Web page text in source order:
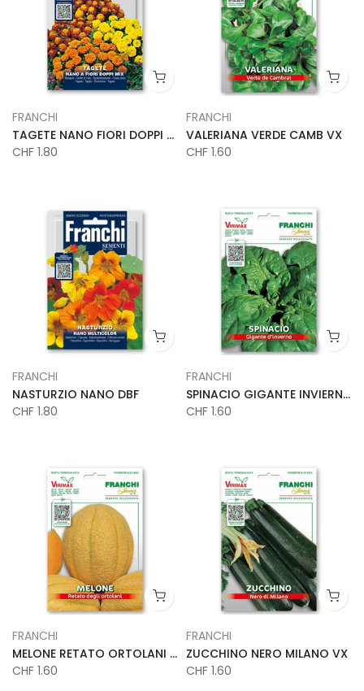
FRANCHI
TAGETE NANO FIORI DOPPI DBF
CHF 1.80
FRANCHI
VALERIANA VERDE CAMB VX
CHF 1.60
FRANCHI
NASTURZIO NANO DBF
CHF 1.80
FRANCHI
SPINACIO GIGANTE INVIERNO VX
CHF 1.60
FRANCHI
MELONE RETATO ORTOLANI VX
CHF 1.60
FRANCHI
ZUCCHINO NERO MILANO VX
CHF 1.60